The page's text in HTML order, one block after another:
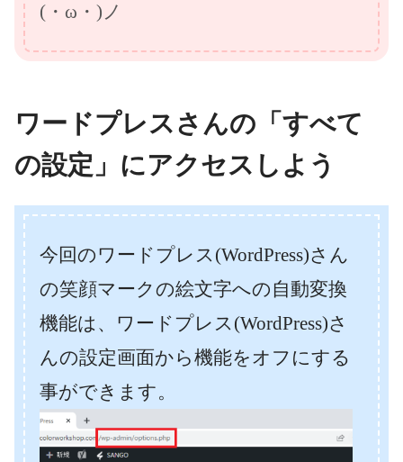
(・ω・)ノ
ワードプレスさんの「すべて
の設定」にアクセスしよう
今回のワードプレス(WordPress)さん
の笑顔マークの絵文字への自動変換
機能は、ワードプレス(WordPress)さ
んの設定画面から機能をオフにする
事ができます。